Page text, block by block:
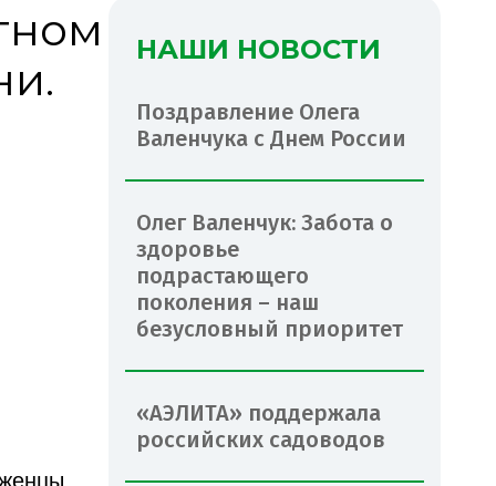
НАШИ НОВОСТИ
Поздравление Олега
Валенчука с Днем России
Олег Валенчук: Забота о
здоровье
подрастающего
поколения – наш
безусловный приоритет
«АЭЛИТА» поддержала
российских садоводов